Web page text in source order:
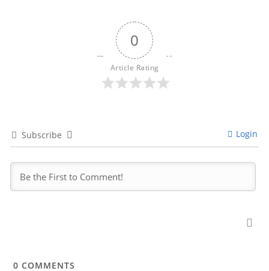
0
Article Rating
Subscribe Login
0 COMMENTS